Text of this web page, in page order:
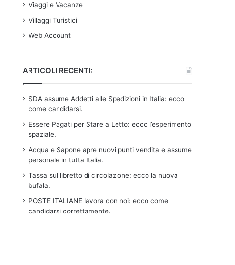
Viaggi e Vacanze
Villaggi Turistici
Web Account
ARTICOLI RECENTI:
SDA assume Addetti alle Spedizioni in Italia: ecco
come candidarsi.
Essere Pagati per Stare a Letto: ecco l’esperimento
spaziale.
Acqua e Sapone apre nuovi punti vendita e assume
personale in tutta Italia.
Tassa sul libretto di circolazione: ecco la nuova
bufala.
POSTE ITALIANE lavora con noi: ecco come
candidarsi correttamente.